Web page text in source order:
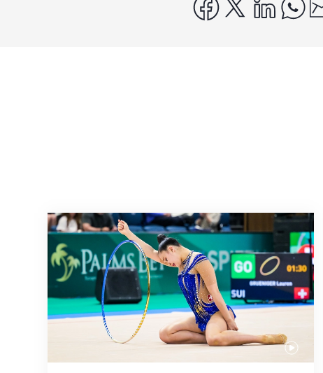
Prochaine étape : les Championnats du